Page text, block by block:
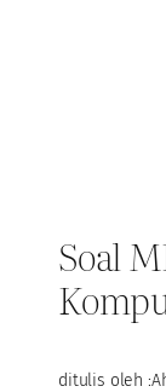
Soal
ditulis oleh :